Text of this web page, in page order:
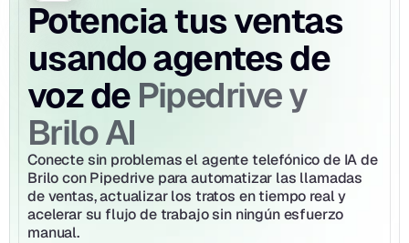
Potencia tus ventas
usando agentes de
voz de Pipedrive y
Brilo AI
Conecte sin problemas el agente telefónico de IA de
Brilo con Pipedrive para automatizar las llamadas
de ventas, actualizar los tratos en tiempo real y
acelerar su flujo de trabajo sin ningún esfuerzo
manual.